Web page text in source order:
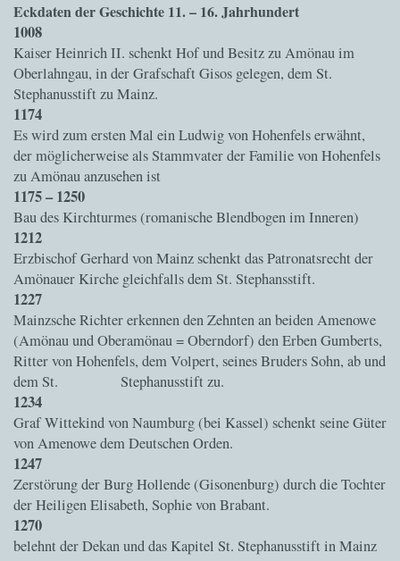
Eckdaten der Geschichte 11. – 16. Jahrhundert
1008
Kaiser Heinrich II. schenkt Hof und Besitz zu Amönau im
Oberlahngau, in der Grafschaft Gisos gelegen, dem St.
Stephanusstift zu Mainz.
1174
Es wird zum ersten Mal ein Ludwig von Hohenfels erwähnt,
der möglicherweise als Stammvater der Familie von Hohenfels
zu Amönau anzusehen ist
1175 – 1250
Bau des Kirchturmes (romanische Blendbogen im Inneren)
1212
Erzbischof Gerhard von Mainz schenkt das Patronatsrecht der
Amönauer Kirche gleichfalls dem St. Stephansstift.
1227
Mainzsche Richter erkennen den Zehnten an beiden Amenowe
(Amönau und Oberamönau = Oberndorf) den Erben Gumberts,
Ritter von Hohenfels, dem Volpert, seines Bruders Sohn, ab und
dem St. Stephanusstift zu.
1234
Graf Wittekind von Naumburg (bei Kassel) schenkt seine Güter
von Amenowe dem Deutschen Orden.
1247
Zerstörung der Burg Hollende (Gisonenburg) durch die Tochter
der Heiligen Elisabeth, Sophie von Brabant.
1270
belehnt der Dekan und das Kapitel St. Stephanusstift in Mainz